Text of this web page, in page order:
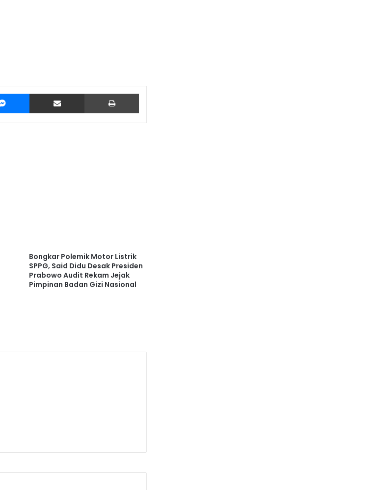
Messenger Bagikan melalui Email Cetak
Bongkar Polemik Motor Listrik
SPPG, Said Didu Desak Presiden
Prabowo Audit Rekam Jejak
Pimpinan Badan Gizi Nasional